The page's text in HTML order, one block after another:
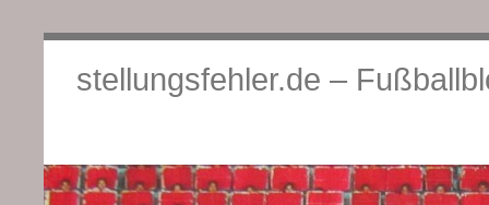
stellungsfehler.de –